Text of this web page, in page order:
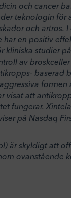
och cancer
teknologin för
och artros.
en positiv
studier
av
baserad
formen
visat att
fungerar.
på Nasdaq
är skyldigt att
ovanstående